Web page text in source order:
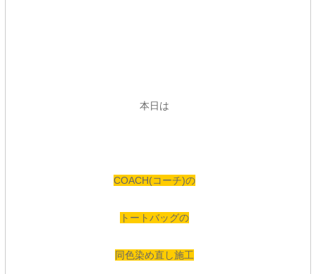
本日は
COACH(コーチ)の
トートバッグの
同色染め直し施工